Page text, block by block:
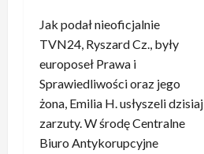
Jak podał nieoficjalnie
TVN24, Ryszard Cz., były
europoseł Prawa i
Sprawiedliwości oraz jego
żona, Emilia H. usłyszeli dzisiaj
zarzuty. W środę Centralne
Biuro Antykorupcyjne